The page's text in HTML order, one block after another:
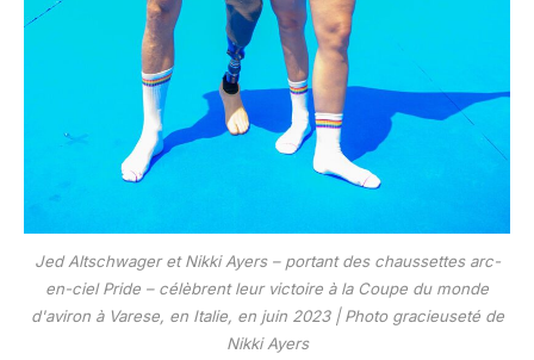
Jed Altschwager et Nikki Ayers – portant des chaussettes arc-
en-ciel Pride – célèbrent leur victoire à la Coupe du monde
d'aviron à Varese, en Italie, en juin 2023 | Photo gracieuseté de
Nikki Ayers